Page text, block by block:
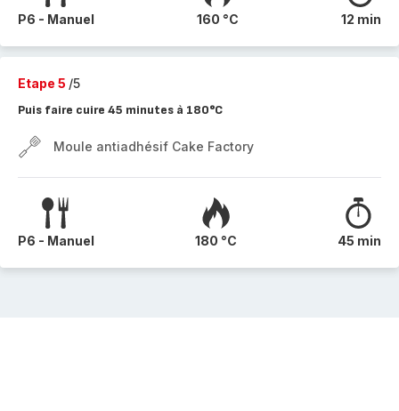
P6 - Manuel 160 °C 12 min
Etape 5 /5
Puis faire cuire 45 minutes à 180°C
Moule antiadhésif Cake Factory
P6 - Manuel 180 °C 45 min